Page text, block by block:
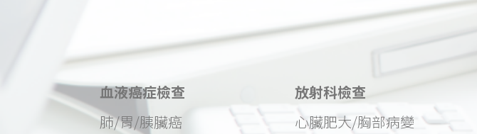
血液癌症檢查
肺/胃/胰臟癌
放射科檢查
心臟肥大/胸部病變